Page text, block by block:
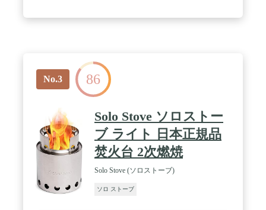
ンレスからなる独自のワンピース構造は、信頼のお
ける強度と美しさを兼ね備えています。 / 内容：本
体、ゴトク、収納袋、日本語説明書 / サイズ 高
さ：約17cm(収納時)、約23.5cm(使用時) 直径
(幅)：約17.8cm 重量：約998g / 材質：ステンレス
スチール(SUS304)、ニクロムワイヤー
No.3 86
Solo Stove ソロストー
ブ ライト 日本正規品
焚火台 2次燃焼
Solo Stove (ソロストーブ)
ソロ ストーブ